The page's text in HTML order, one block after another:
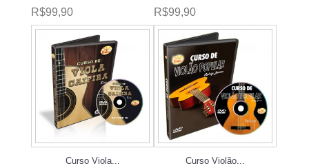
R$99,90 R$99,90
Curso Viola... Curso Violão...